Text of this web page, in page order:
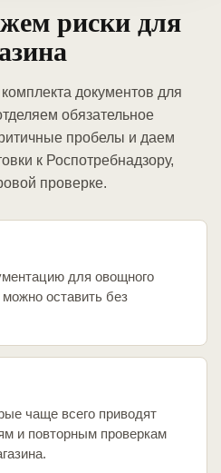
риски для
документов для
обязательное
пробелы и даем
к Роспотребнадзору,
проверке.
для овощного
оставить без
чаще всего приводят
и повторным проверкам